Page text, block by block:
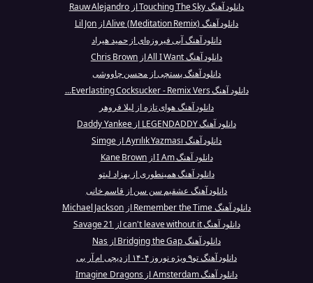
دانلود آهنگ Touching The Sky از Rauw Alejandro
دانلود آهنگ Alive (Meditation Remix) از Lil Jon
دانلود آهنگ آبی فیروزه‌ای از حمید هیراد
دانلود آهنگ All I Want از Chris Brown
دانلود آهنگ پستچی از محسن چاووشی
دانلود آهنگ Everlasting Cocksucker - Remix Vers...
دانلود آهنگ هوای تازه از لیلا فروهر
دانلود آهنگ LEGENDADDY از Daddy Yankee
دانلود آهنگ Ayrılık Yazması از Simge
دانلود آهنگ I Am از Kane Brown
دانلود آهنگ همینطوری از بهزاد لیتو
دانلود آهنگ عشقیم سن سن از قاسم خانی
دانلود آهنگ Remember the Time از Michael Jackson
دانلود آهنگ can't leave without it از 21 Savage
دانلود آهنگ Bridging the Gap از Nas
دانلود آهنگ تو۹ ویژه نوروز ۱۴۰۴ از دیجی ام آر بی
دانلود آهنگ Amsterdam از Imagine Dragons